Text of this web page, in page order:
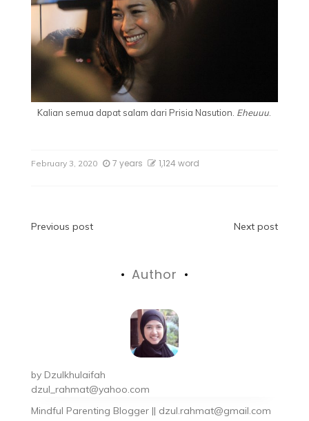
Kalian semua dapat salam dari Prisia Nasution. Eheuuu.
February 3, 2020 7 years 1,124 word
Previous post Next post
Author
by Dzulkhulaifah
dzul_rahmat@yahoo.com
Mindful Parenting Blogger || dzul.rahmat@gmail.com